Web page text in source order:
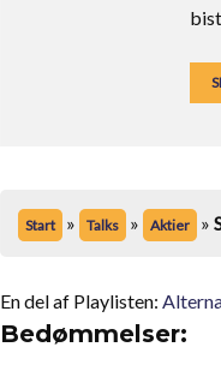
Start » Talks » Aktier »
En del af Playlisten:
Bedømmelser: